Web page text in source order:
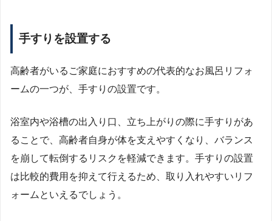
手すりを設置する
高齢者がいるご家庭におすすめの代表的なお風呂リフォ
ームの一つが、手すりの設置です。
浴室内や浴槽の出入り口、立ち上がりの際に手すりがあ
ることで、高齢者自身が体を支えやすくなり、バランス
を崩して転倒するリスクを軽減できます。手すりの設置
は比較的費用を抑えて行えるため、取り入れやすいリフ
ォームといえるでしょう。